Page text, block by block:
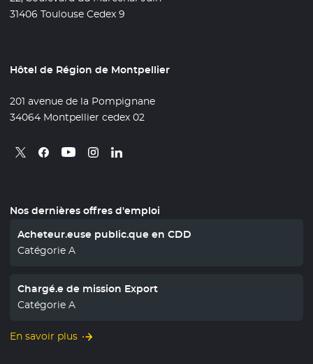
31406 Toulouse Cedex 9
Hôtel de Région de Montpellier
201 avenue de la Pompignane
34064 Montpellier cedex 02
Retrouvez nous sur X
- Nouvelle fenêtre
Retrouvez nous sur Facebook
- Nouvelle fenêtre
Retrouvez nous sur Youtube
- Nouvelle fenêtre
Retrouvez nous sur Instagram
- Nouvelle fenêtre
Retrouvez nous sur Linkedin
- Nouvelle fenêtre
Nos dernières offres d'emploi
Acheteur.euse public.que en CDD
Catégorie A
Chargé.e de mission Export
Catégorie A
En savoir plus